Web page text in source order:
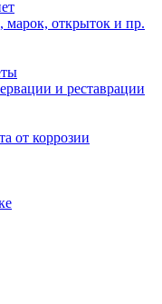
марок, открыток и пр.
и реставрации
от коррозии